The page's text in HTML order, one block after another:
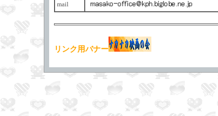
mail
リンク用バナー